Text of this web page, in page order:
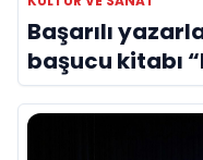
Başarılı
başucu kitabı
yerini aldı